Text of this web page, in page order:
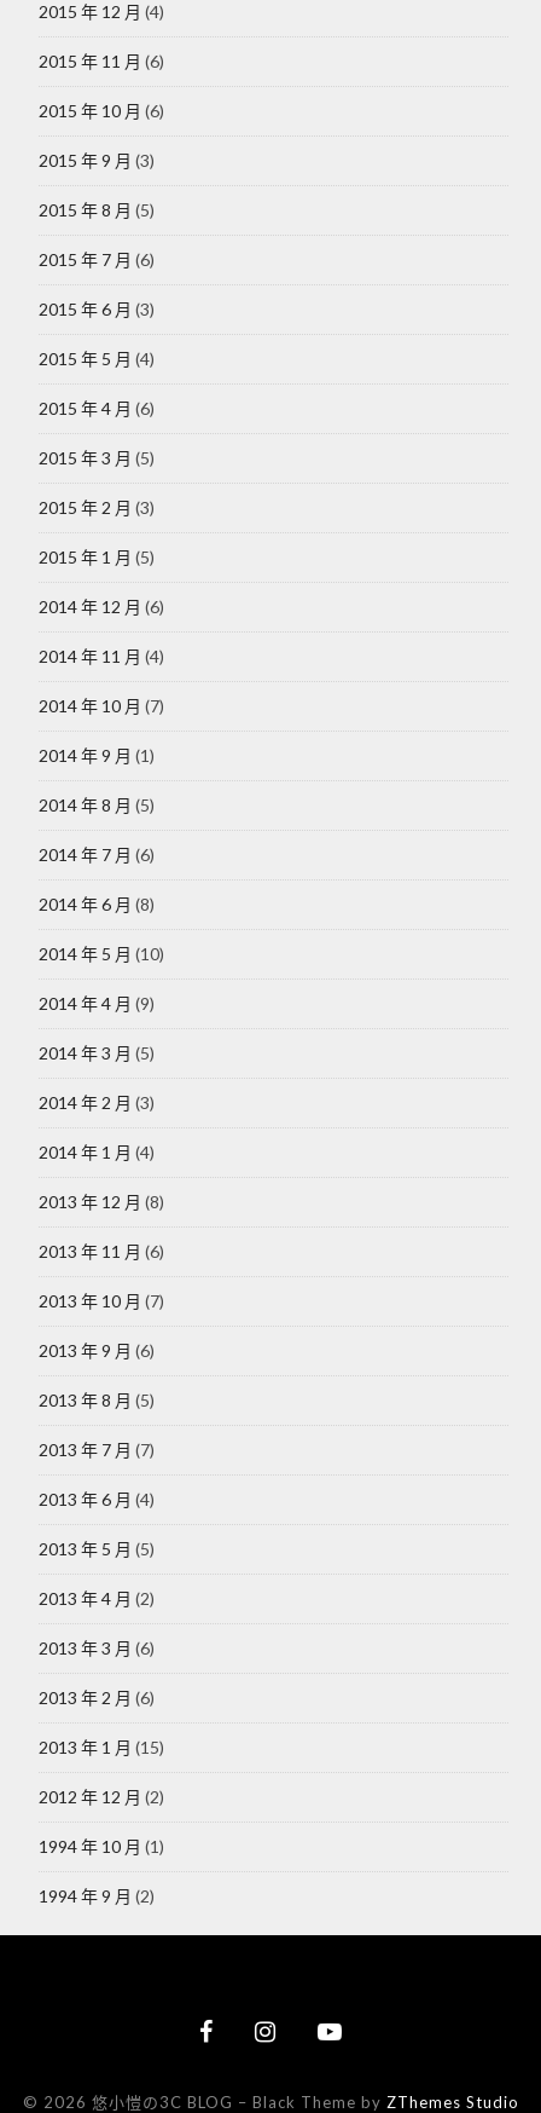
2015 年 12 月 (4)
2015 年 11 月 (6)
2015 年 10 月 (6)
2015 年 9 月 (3)
2015 年 8 月 (5)
2015 年 7 月 (6)
2015 年 6 月 (3)
2015 年 5 月 (4)
2015 年 4 月 (6)
2015 年 3 月 (5)
2015 年 2 月 (3)
2015 年 1 月 (5)
2014 年 12 月 (6)
2014 年 11 月 (4)
2014 年 10 月 (7)
2014 年 9 月 (1)
2014 年 8 月 (5)
2014 年 7 月 (6)
2014 年 6 月 (8)
2014 年 5 月 (10)
2014 年 4 月 (9)
2014 年 3 月 (5)
2014 年 2 月 (3)
2014 年 1 月 (4)
2013 年 12 月 (8)
2013 年 11 月 (6)
2013 年 10 月 (7)
2013 年 9 月 (6)
2013 年 8 月 (5)
2013 年 7 月 (7)
2013 年 6 月 (4)
2013 年 5 月 (5)
2013 年 4 月 (2)
2013 年 3 月 (6)
2013 年 2 月 (6)
2013 年 1 月 (15)
2012 年 12 月 (2)
1994 年 10 月 (1)
1994 年 9 月 (2)
© 2026 悠小愷の3C BLOG – Black Theme by ZThemes Studio